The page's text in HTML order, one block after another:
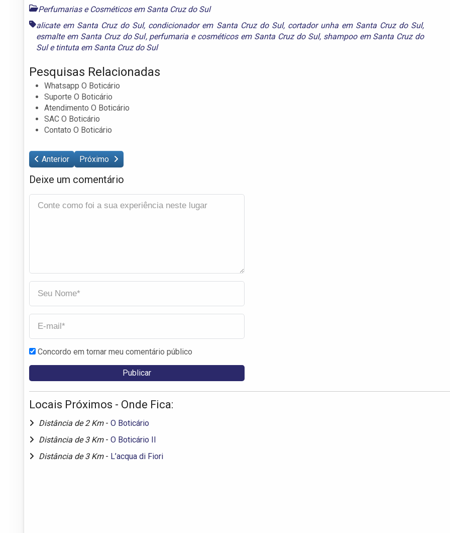
Perfumarias e Cosméticos em Santa Cruz do Sul
alicate em Santa Cruz do Sul, condicionador em Santa Cruz do Sul, cortador unha em Santa Cruz do Sul,
esmalte em Santa Cruz do Sul, perfumaria e cosméticos em Santa Cruz do Sul, shampoo em Santa Cruz do
Sule tintuta em Santa Cruz do Sul
Pesquisas Relacionadas
Whatsapp O Boticário
Suporte O Boticário
Atendimento O Boticário
SAC O Boticário
Contato O Boticário
Anterior Próximo
Deixe um comentário
Concordo em tornar meu comentário público
Locais Próximos - Onde Fica:
Distância de 2 Km - O Boticário
Distância de 3 Km - O Boticário II
Distância de 3 Km - L’acqua di Fiori